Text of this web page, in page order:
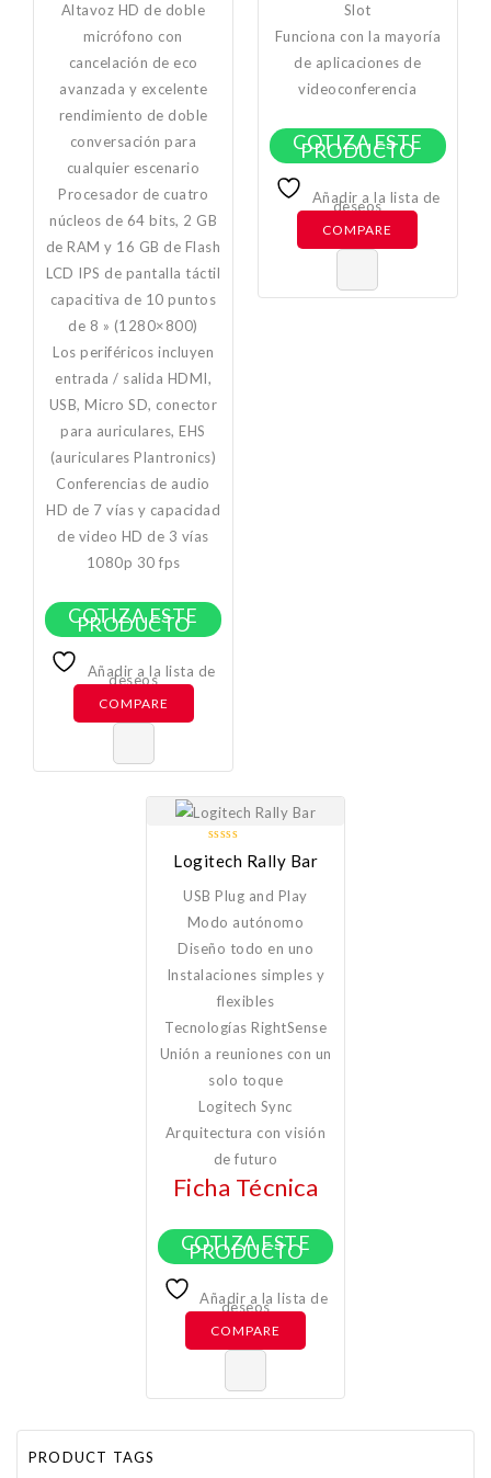
Altavoz HD de doble
micrófono con
cancelación de eco
avanzada y excelente
rendimiento de doble
conversación para
cualquier escenario
Procesador de cuatro
núcleos de 64 bits, 2 GB
de RAM y 16 GB de Flash
LCD IPS de pantalla táctil
capacitiva de 10 puntos
de 8 » (1280×800)
Los periféricos incluyen
entrada / salida HDMI,
USB, Micro SD, conector
para auriculares, EHS
(auriculares Plantronics)
Conferencias de audio
HD de 7 vías y capacidad
de video HD de 3 vías
1080p 30 fps
COTIZA ESTE
PRODUCTO
Añadir a la lista de
deseos
COMPARE
Slot
Funciona con la mayoría
de aplicaciones de
videoconferencia
COTIZA ESTE
PRODUCTO
Añadir a la lista de
deseos
COMPARE
Logitech Rally Bar
0
of
USB Plug and Play
Modo autónomo
Diseño todo en uno
Instalaciones simples y
flexibles
Tecnologías RightSense
Unión a reuniones con un
solo toque
Logitech Sync
Arquitectura con visión
de futuro
Ficha Técnica
COTIZA ESTE
PRODUCTO
Añadir a la lista de
deseos
COMPARE
PRODUCT TAGS